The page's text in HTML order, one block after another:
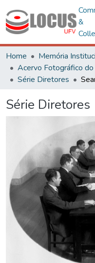
&
Home
Memória
Série Diretores
Série Diretores